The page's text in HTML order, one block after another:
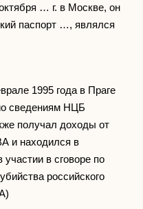
… г. в Москве, он
паспорт …, являлся
1995 года в Праге
сведениям НЦБ
получал доходы от
и находился в
в сговоре по
российского